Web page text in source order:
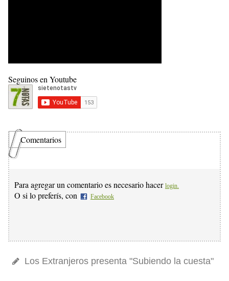
Seguinos en Youtube
Comentarios
Para agregar un comentario es necesario hacer login.
O si lo preferís, con Facebook
Los Extranjeros presenta "Subiendo la cuesta"